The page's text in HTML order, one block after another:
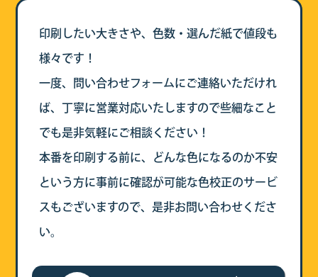
印刷したい大きさや、色数・選んだ紙で値段も
様々です！
一度、問い合わせフォームにご連絡いただけれ
ば、丁寧に営業対応いたしますので些細なこと
でも是非気軽にご相談ください！
本番を印刷する前に、どんな色になるのか不安
という方に事前に確認が可能な色校正のサービ
スもございますので、是非お問い合わせくださ
い。